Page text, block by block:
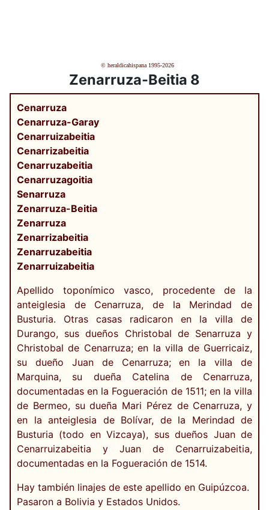
© heraldicahispana 1995-2026
Zenarruza-Beitia 8
Cenarruza
Cenarruza-Garay
Cenarruizabeitia
Cenarrizabeitia
Cenarruzabeitia
Cenarruzagoitia
Senarruza
Zenarruza-Beitia
Zenarruza
Zenarrizabeitia
Zenarruzabeitia
Zenarruizabeitia
Apellido toponímico vasco, procedente de la
anteiglesia de Cenarruza, de la Merindad de
Busturia. Otras casas radicaron en la villa de
Durango, sus dueños Christobal de Senarruza y
Christobal de Cenarruza; en la villa de Guerricaiz,
su dueño Juan de Cenarruza; en la villa de
Marquina, su dueña Catelina de Cenarruza,
documentadas en la Fogueración de 1511; en la villa
de Bermeo, su dueña Mari Pérez de Cenarruza, y
en la anteiglesia de Bolívar, de la Merindad de
Busturia (todo en Vizcaya), sus dueños Juan de
Cenarruizabeitia y Juan de Cenarruizabeitia,
documentadas en la Fogueración de 1514.
Hay también linajes de este apellido en Guipúzcoa.
Pasaron a Bolivia y Estados Unidos.